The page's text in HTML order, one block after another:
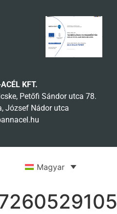
KFT.
Petőfi Sándor utca 78.
József Nádor utca
Magyar